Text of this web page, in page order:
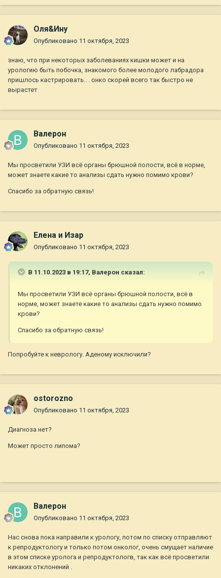
Оля&Ину
Опубликовано 11 октября, 2023
знаю, что при некоторых заболеваниях кишки может и на
урологию быть побочка, знакомого более молодого лабрадора
пришлось кастрировать.. . онко скорей всего так быстро не
вырастет
Валерон
Опубликовано 11 октября, 2023
Мы просветили УЗИ всё органы брюшной полости, всё в норме,
может знаете какие то анализы сдать нужно помимо крови?
Спасибо за обратную связь!
Елена и Изар
Опубликовано 11 октября, 2023
В 11.10.2023 в 19:17, Валерон сказал:
Мы просветили УЗИ всё органы брюшной полости, всё в
норме, может знаете какие то анализы сдать нужно помимо
крови?
Спасибо за обратную связь!
Попробуйте к неврологу. Аденому исключили?
ostorozno
Опубликовано 11 октября, 2023
Диагноза нет?
Может просто липома?
Валерон
Опубликовано 11 октября, 2023
Нас снова пока направили к урологу, потом по списку отправляют
к репродуктологу и только потом онколог, очень смущает наличие
в этом списке уролога и репродуктологв, так как всё просветили
никаких отклонений .